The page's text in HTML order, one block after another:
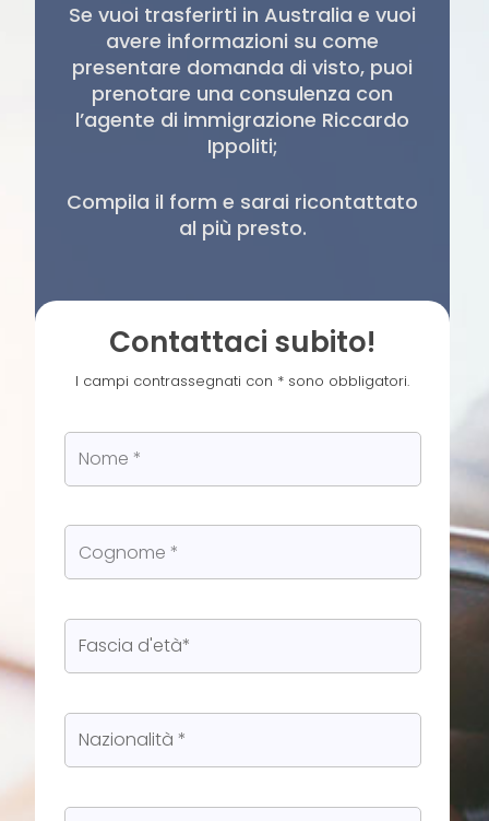
Se vuoi trasferirti in Australia e vuoi
avere informazioni su come
presentare domanda di visto, puoi
prenotare una consulenza con
l’agente di immigrazione Riccardo
Ippoliti;
Compila il form e sarai ricontattato
al più presto.
Contattaci subito!
I campi contrassegnati con * sono obbligatori.